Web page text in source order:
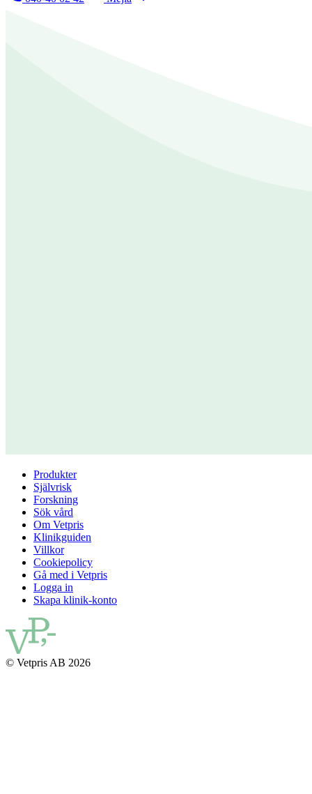
Produkter
Självrisk
Forskning
Sök vård
Om Vetpris
Klinikguiden
Villkor
Cookiepolicy
Gå med i Vetpris
Logga in
Skapa klinik-konto
© Vetpris AB 2026